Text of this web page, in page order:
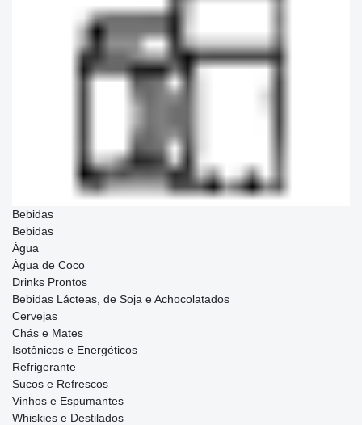
Bebidas
Bebidas
Água
Água de Coco
Drinks Prontos
Bebidas Lácteas, de Soja e Achocolatados
Cervejas
Chás e Mates
Isotônicos e Energéticos
Refrigerante
Sucos e Refrescos
Vinhos e Espumantes
Whiskies e Destilados